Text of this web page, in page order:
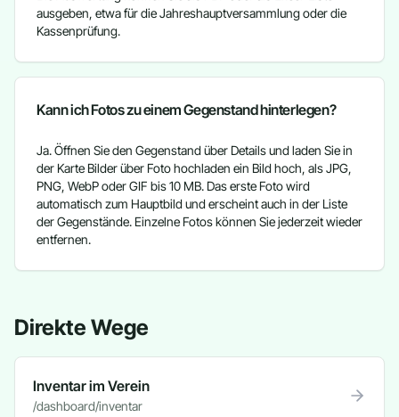
ausgeben, etwa für die Jahreshauptversammlung oder die
Kassenprüfung.
Kann ich Fotos zu einem Gegenstand hinterlegen?
Ja. Öffnen Sie den Gegenstand über Details und laden Sie in
der Karte Bilder über Foto hochladen ein Bild hoch, als JPG,
PNG, WebP oder GIF bis 10 MB. Das erste Foto wird
automatisch zum Hauptbild und erscheint auch in der Liste
der Gegenstände. Einzelne Fotos können Sie jederzeit wieder
entfernen.
Direkte Wege
Inventar im Verein
/dashboard/inventar